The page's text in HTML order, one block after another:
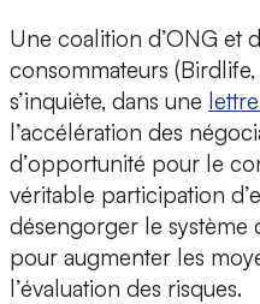
Une coalition d’ONG et
consommateurs
s’inquiète, dans une
l’accélération des
d’opportunité pour le
véritable participation
désengorger le système
pour augmenter les
l’évaluation des risques.